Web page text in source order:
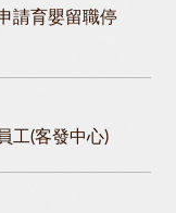
請育嬰留職停
工(客發中心)